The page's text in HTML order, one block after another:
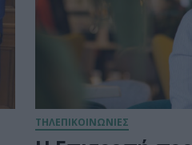
ΤΗΛΕΠΙΚΟΙΝΩΝΙΕΣ